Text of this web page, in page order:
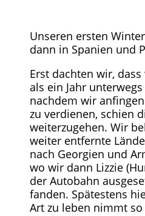
Unseren ersten
dann in Spanien und
Erst dachten wir,
als ein Jahr
nachdem wir
zu verdienen, schien
weiterzugehen. Wir
weiter entfernte
nach Georgien und
wo wir dann Lizzie
der Autobahn
fanden. Spätestens
Art zu leben nimmt